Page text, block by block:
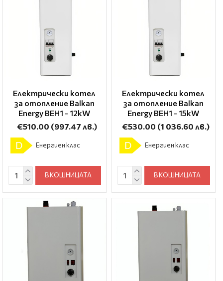
Електрически котел
за отопление Balkan
Energy BEH1 - 12kW
€510.00 (997.47 лв.)
D Енергиен клас
В КОШНИЦАТА
Електрически котел
за отопление Balkan
Energy BEH1 - 15kW
€530.00 (1 036.60 лв.)
D Енергиен клас
В КОШНИЦАТА